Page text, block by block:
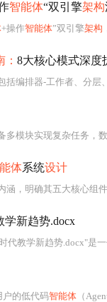
智能体“双引擎架构
+操作智能体”双引擎架构
8大核心模式深度
括编排器-工作者、分层
多模块实现复杂任务，
体系统设计
明确其五大核心组件——感知器、
学新趋势.docx
代教学新趋势.docx"是
户的低代码智能体 （